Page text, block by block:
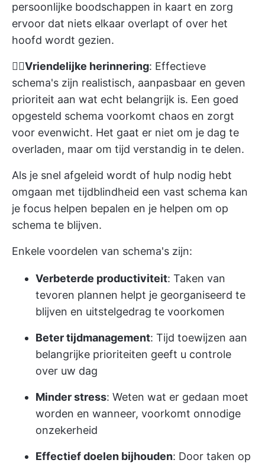
persoonlijke boodschappen in kaart en zorg
ervoor dat niets elkaar overlapt of over het
hoofd wordt gezien.
👉🏼Vriendelijke herinnering: Effectieve
schema's zijn realistisch, aanpasbaar en geven
prioriteit aan wat echt belangrijk is. Een goed
opgesteld schema voorkomt chaos en zorgt
voor evenwicht. Het gaat er niet om je dag te
overladen, maar om tijd verstandig in te delen.
Als je snel afgeleid wordt of hulp nodig hebt
omgaan met tijdblindheid een vast schema kan
je focus helpen bepalen en je helpen om op
schema te blijven.
Enkele voordelen van schema's zijn:
Verbeterde productiviteit: Taken van
tevoren plannen helpt je georganiseerd te
blijven en uitstelgedrag te voorkomen
Beter tijdmanagement: Tijd toewijzen aan
belangrijke prioriteiten geeft u controle
over uw dag
Minder stress: Weten wat er gedaan moet
worden en wanneer, voorkomt onnodige
onzekerheid
Effectief doelen bijhouden: Door taken op